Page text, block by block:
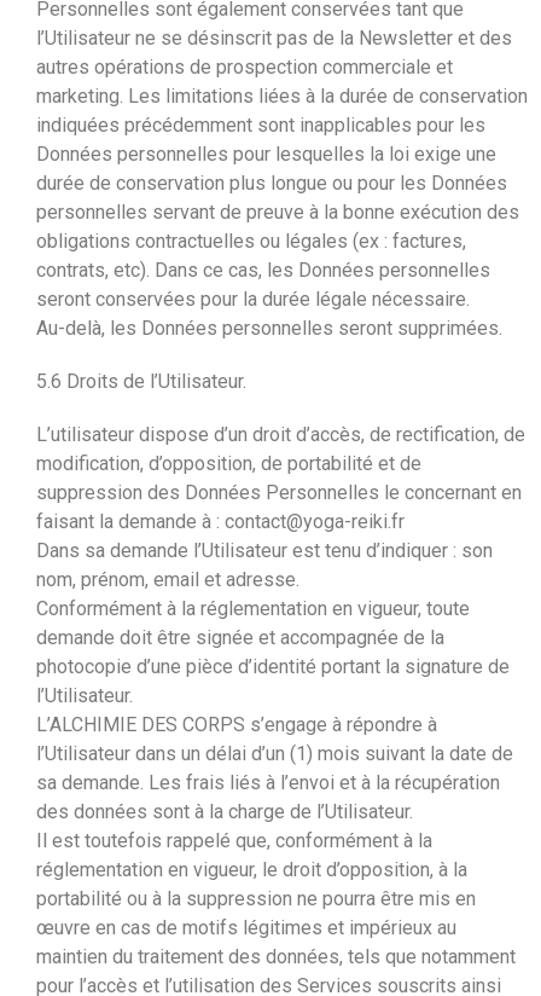
Personnelles sont également conservées tant que
l’Utilisateur ne se désinscrit pas de la Newsletter et des
autres opérations de prospection commerciale et
marketing. Les limitations liées à la durée de conservation
indiquées précédemment sont inapplicables pour les
Données personnelles pour lesquelles la loi exige une
durée de conservation plus longue ou pour les Données
personnelles servant de preuve à la bonne exécution des
obligations contractuelles ou légales (ex : factures,
contrats, etc). Dans ce cas, les Données personnelles
seront conservées pour la durée légale nécessaire.
Au-delà, les Données personnelles seront supprimées.
5.6 Droits de l’Utilisateur.
L’utilisateur dispose d’un droit d’accès, de rectification, de
modification, d’opposition, de portabilité et de
suppression des Données Personnelles le concernant en
faisant la demande à : contact@yoga-reiki.fr
Dans sa demande l’Utilisateur est tenu d’indiquer : son
nom, prénom, email et adresse.
Conformément à la réglementation en vigueur, toute
demande doit être signée et accompagnée de la
photocopie d’une pièce d’identité portant la signature de
l’Utilisateur.
L’ALCHIMIE DES CORPS s’engage à répondre à
l’Utilisateur dans un délai d’un (1) mois suivant la date de
sa demande. Les frais liés à l’envoi et à la récupération
des données sont à la charge de l’Utilisateur.
Il est toutefois rappelé que, conformément à la
réglementation en vigueur, le droit d’opposition, à la
portabilité ou à la suppression ne pourra être mis en
œuvre en cas de motifs légitimes et impérieux au
maintien du traitement des données, tels que notamment
pour l’accès et l’utilisation des Services souscrits ainsi